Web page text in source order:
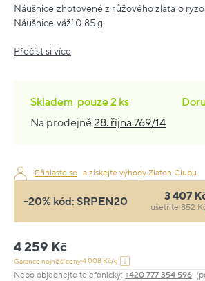
Náušnice zhotovené z růžového zlata o
Náušnice váží 0.85 g.
Přečíst si více
Skladem pouze2 ks
Na prodejně28. října 769/14
Přihlaste se a získejte výhody Zlaton Clubu
-20% kód: SRPEN20 3 407
ušetříte 852
4 259 Kč
Garance nejnižší ceny:4 008 Kč/g
Nebo objednejte telefonicky: +420 777 354 596